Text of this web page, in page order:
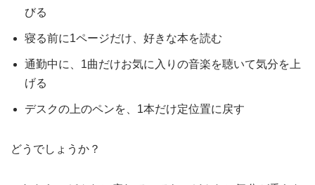
びる
寝る前に1ページだけ、好きな本を読む
通勤中に、1曲だけお気に入りの音楽を聴いて気分を上
げる
デスクの上のペンを、1本だけ定位置に戻す
どうでしょうか？